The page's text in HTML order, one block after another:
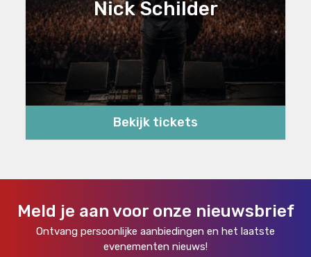
Nick Schilder
Bekijk tickets
Meld je aan voor onze nieuwsbrief
Ontvang persoonlijke aanbiedingen en het laatste
evenementen nieuws!